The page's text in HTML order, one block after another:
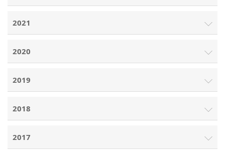
2021
2020
2019
2018
2017